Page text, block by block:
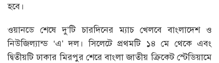
হবে।
ওয়ানডে শেষে দু’টি চারদিনের ম্যাচ খেলবে বাংলাদেশ ও
নিউজিল্যান্ড ‘এ’ দল। সিলেটে প্রথমটি ১৪ মে থেকে এবং
দ্বিতীয়টি ঢাকার মিরপুর শেরে বাংলা জাতীয় ক্রিকেট স্টেডিয়ামে